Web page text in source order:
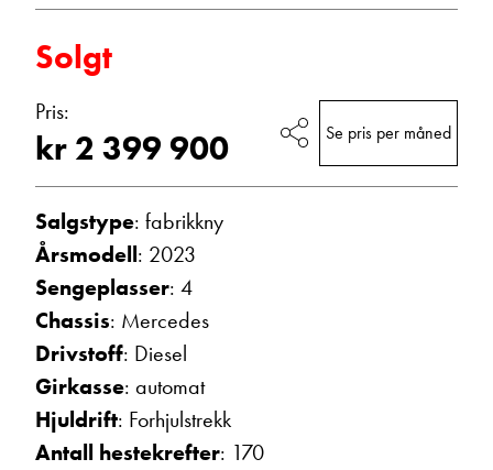
Ta kontakt
Lurer du på noe? Spør!
Sted
Solgt
Pris:
kr 2 399 900 Se pris per måned
Salgstype: fabrikkny
Årsmodell: 2023
Sengeplasser: 4
Chassis: Mercedes
Drivstoff: Diesel
Girkasse: automat
Hjuldrift: Forhjulstrekk
Antall hestekrefter: 170